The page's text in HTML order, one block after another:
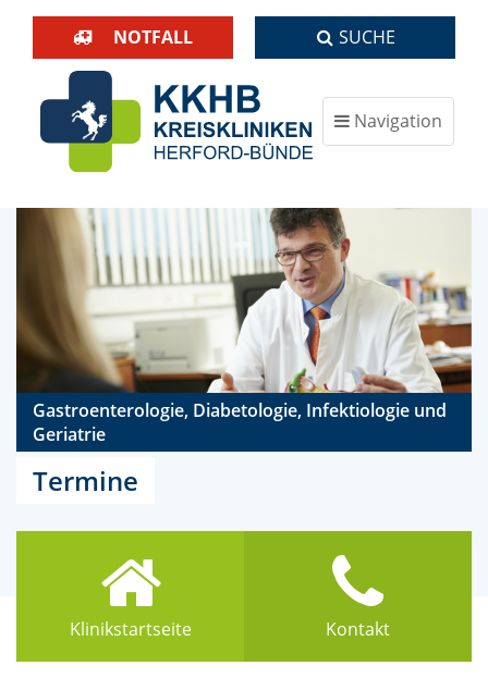
NOTFALL SUCHE
Navigation
ein-/ausblenden
Gastroenterologie, Diabetologie, Infektiologie und
Geriatrie
Termine
Klinikstartseite Kontakt